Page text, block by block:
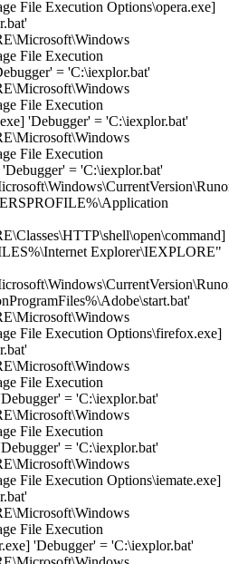
File Execution Options\opera.exe]
File Execution
= 'C:\iexplor.bat'
File Execution
'Debugger' = 'C:\iexplor.bat'
File Execution
= 'C:\iexplor.bat'
Explorer\IEXPLORE"
File Execution Options\firefox.exe]
File Execution
= 'C:\iexplor.bat'
File Execution
= 'C:\iexplor.bat'
File Execution Options\iemate.exe]
File Execution
'Debugger' = 'C:\iexplor.bat'